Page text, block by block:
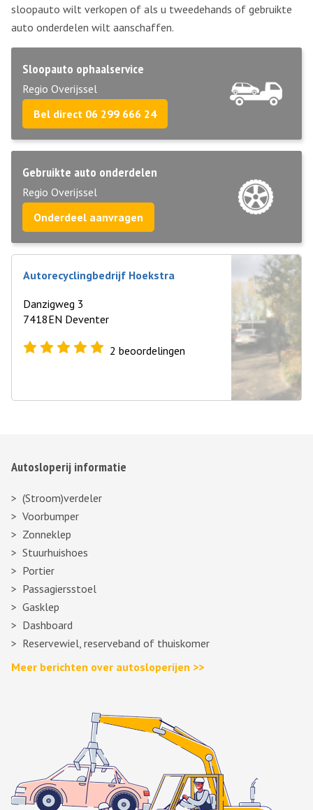
sloopauto wilt verkopen of als u tweedehands of gebruikte
auto onderdelen wilt aanschaffen.
Sloopauto ophaalservice
Regio Overijssel
Bel direct 06 299 666 24
Gebruikte auto onderdelen
Regio Overijssel
Onderdeel aanvragen
Autorecyclingbedrijf Hoekstra
Danzigweg 3
7418EN Deventer
2 beoordelingen
Autosloperij informatie
(Stroom)verdeler
Voorbumper
Zonneklep
Stuurhuishoes
Portier
Passagiersstoel
Gasklep
Dashboard
Reservewiel, reserveband of thuiskomer
Meer berichten over autosloperijen >>